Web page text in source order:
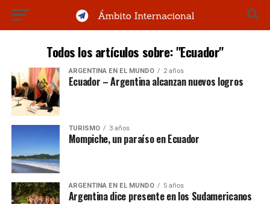
Todos los artículos sobre: "Ecuador"
ARGENTINA EN EL MUNDO 2 años
Ecuador – Argentina alcanzan nuevos logros
TURISMO 3 años
Mompiche, un paraíso en Ecuador
ARGENTINA EN EL MUNDO 5 años
Argentina dice presente en los Sudamericanos